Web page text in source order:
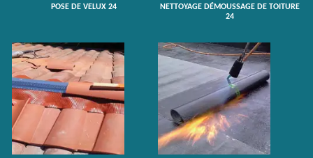
POSE DE VELUX 24
NETTOYAGE DÉMOUSSAGE DE TOITURE
24